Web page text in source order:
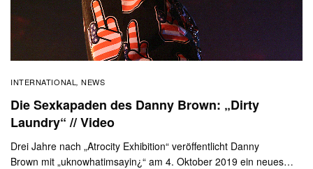
INTERNATIONAL ,NEWS
Die Sexkapaden des Danny Brown: „Dirty
Laundry“ // Video
Drei Jahre nach „Atrocity Exhibition“ veröffentlicht Danny
Brown mit „uknowhatimsayin¿“ am 4. Oktober 2019 ein neues…